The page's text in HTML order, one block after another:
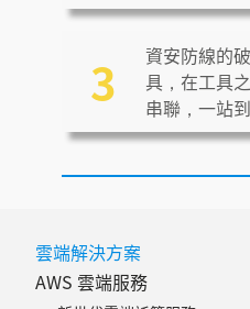
3
資安防線的
具，在工具
串聯，一站
雲端解決方案
AWS 雲端服務